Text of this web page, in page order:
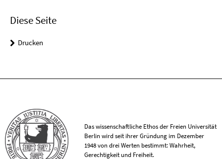
Diese Seite
Drucken
Das wissenschaftliche Ethos der Freien Universität
Berlin wird seit ihrer Gründung im Dezember
1948 von drei Werten bestimmt: Wahrheit,
Gerechtigkeit und Freiheit.